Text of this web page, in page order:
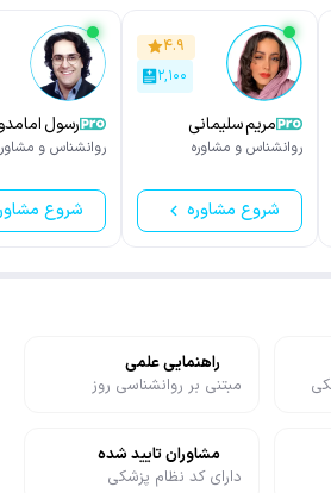
۴.۹
۲,۱۰۰
مریم سلیمانی
روانشناس و مشاوره
شروع مشاوره
رسول
روانشناس و مشاور
شروع
راهنمایی علمی
مبتنی بر روانشناسی روز
مشاوران تایید شده
دارای کد نظام پزشکی